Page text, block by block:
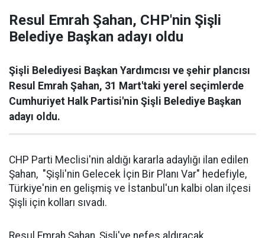
Resul Emrah Şahan, CHP'nin Şişli
Belediye Başkan adayı oldu
Şişli Belediyesi Başkan Yardımcısı ve şehir plancısı
Resul Emrah Şahan, 31 Mart'taki yerel seçimlerde
Cumhuriyet Halk Partisi'nin Şişli Belediye Başkan
adayı oldu.
CHP Parti Meclisi'nin aldığı kararla adaylığı ilan edilen
Şahan, "Şişli'nin Gelecek İçin Bir Planı Var" hedefiyle,
Türkiye'nin en gelişmiş ve İstanbul'un kalbi olan ilçesi
Şişli için kolları sıvadı.